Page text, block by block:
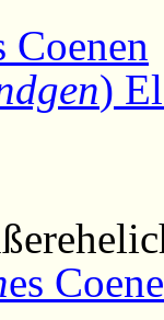
Coenen
)
es